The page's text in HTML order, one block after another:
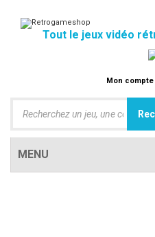
Tout le jeux vidéo
Mon compte
MENU